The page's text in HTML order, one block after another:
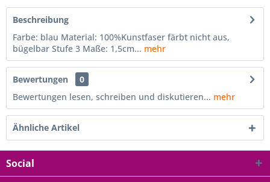
Beschreibung
Farbe: blau Material: 100%Kunstfaser färbt nicht aus,
bügelbar Stufe 3 Maße: 1,5cm... mehr
Bewertungen
0
Bewertungen lesen, schreiben und diskutieren... mehr
Ähnliche Artikel
Social